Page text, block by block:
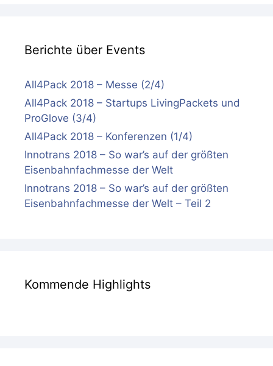
Berichte über Events
All4Pack 2018 – Messe (2/4)
All4Pack 2018 – Startups LivingPackets und
ProGlove (3/4)
All4Pack 2018 – Konferenzen (1/4)
Innotrans 2018 – So war’s auf der größten
Eisenbahnfachmesse der Welt
Innotrans 2018 – So war’s auf der größten
Eisenbahnfachmesse der Welt – Teil 2
Kommende Highlights